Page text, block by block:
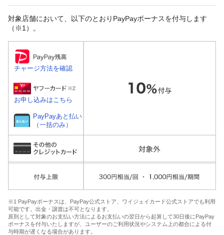
対象店舗において、以下のとおりPayPayボーナスを付与します
（※1）。
チャージ方法を確認
お申し込みはこちら
PayPayあと払い
（一括のみ）
※1 PayPayボーナスは、PayPay公式ストア、ワイジェイカード公式ストアでも利用
可能です。出金・譲渡は不可となります。
原則として対象のお支払い方法によるお支払いの翌日から起算して30日後にPayPay
ボーナスを付与いたしますが、ユーザーのご利用状況やシステム上の都合による付
与時期が遅くなる場合があります。